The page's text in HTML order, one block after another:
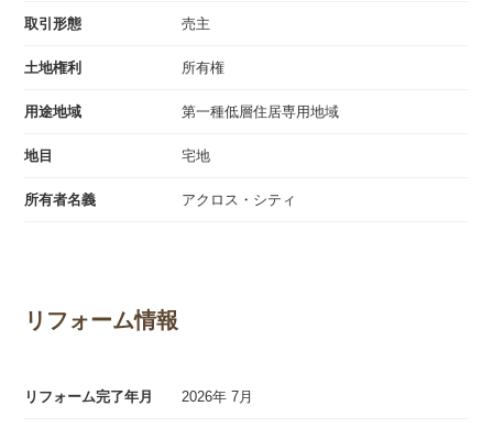
取引形態 売主
土地権利 所有権
用途地域 第一種低層住居専用地域
地目 宅地
所有者名義 アクロス・シティ
リフォーム情報
リフォーム完了年月 2026年 7月